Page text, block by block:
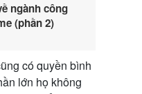
ngành công
(phần 2)
có quyền bình
lớn họ không